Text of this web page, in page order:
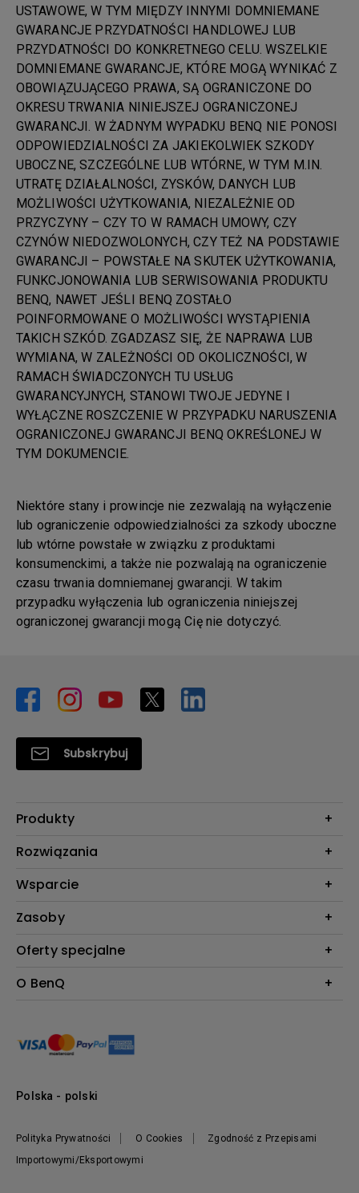
USTAWOWE, W TYM MIĘDZY INNYMI DOMNIEMANE
GWARANCJE PRZYDATNOŚCI HANDLOWEJ LUB
PRZYDATNOŚCI DO KONKRETNEGO CELU. WSZELKIE
DOMNIEMANE GWARANCJE, KTÓRE MOGĄ WYNIKAĆ Z
OBOWIĄZUJĄCEGO PRAWA, SĄ OGRANICZONE DO
OKRESU TRWANIA NINIEJSZEJ OGRANICZONEJ
GWARANCJI. W ŻADNYM WYPADKU BENQ NIE PONOSI
ODPOWIEDZIALNOŚCI ZA JAKIEKOLWIEK SZKODY
UBOCZNE, SZCZEGÓLNE LUB WTÓRNE, W TYM M.IN.
UTRATĘ DZIAŁALNOŚCI, ZYSKÓW, DANYCH LUB
MOŻLIWOŚCI UŻYTKOWANIA, NIEZALEŻNIE OD
PRZYCZYNY – CZY TO W RAMACH UMOWY, CZY
CZYNÓW NIEDOZWOLONYCH, CZY TEŻ NA PODSTAWIE
GWARANCJI – POWSTAŁE NA SKUTEK UŻYTKOWANIA,
FUNKCJONOWANIA LUB SERWISOWANIA PRODUKTU
BENQ, NAWET JEŚLI BENQ ZOSTAŁO
POINFORMOWANE O MOŻLIWOŚCI WYSTĄPIENIA
TAKICH SZKÓD. ZGADZASZ SIĘ, ŻE NAPRAWA LUB
WYMIANA, W ZALEŻNOŚCI OD OKOLICZNOŚCI, W
RAMACH ŚWIADCZONYCH TU USŁUG
GWARANCYJNYCH, STANOWI TWOJE JEDYNE I
WYŁĄCZNE ROSZCZENIE W PRZYPADKU NARUSZENIA
OGRANICZONEJ GWARANCJI BENQ OKREŚLONEJ W
TYM DOKUMENCIE.
Niektóre stany i prowincje nie zezwalają na wyłączenie
lub ograniczenie odpowiedzialności za szkody uboczne
lub wtórne powstałe w związku z produktami
konsumenckimi, a także nie pozwalają na ograniczenie
czasu trwania domniemanej gwarancji. W takim
przypadku wyłączenia lub ograniczenia niniejszej
ograniczonej gwarancji mogą Cię nie dotyczyć.
Subskrybuj
Produkty
Projektory
Oświetlenie
Rozwiązania
Biznes i Edukacja
Wsparcie
Kontakt
FAQ BenQ Shop
Zwroty BenQ Shop
Zasoby
Kalkulator projekcji BenQ
Oferty specjalne
Pantone Connect Premium
O BenQ
Informacje o firmie
Zrównoważony rozwój
Polityka Prywatności O Cookies
Zgodność z Przepisami
Importowymi/Eksportowymi
Polska - polski